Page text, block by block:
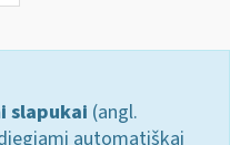
slapukai (angl.
automatiškai